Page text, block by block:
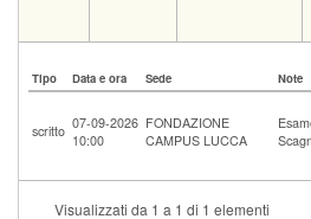
Tipo Data e ora Sede Note
scritto 07-09-2026
10:00
FONDAZIONE
CAMPUS LUCCA
Visualizzati da 1 a 1 di 1 elementi